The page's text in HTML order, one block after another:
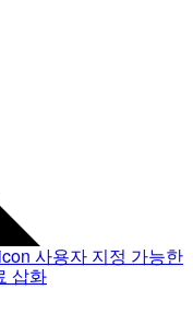
사용자 지정 가능한
삽화